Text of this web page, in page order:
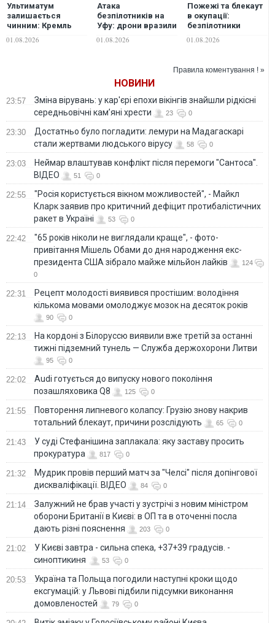
Ультиматум
залишається
чинним: Кремль
пропозиції Марко
01.08.2026
Атака
безпілотників на
Уфу: дрони вразили
завод
01.08.2026
Пожежі та блекаут
в окупації:
безпілотники
енергетику у
Луганській
01.08.2026
Правила коментування ! »
НОВИНИ
23:57
Зміна вірувань: у кар'єрі епохи вікінгів знайшли рідкісні
середньовічні кам’яні хрести
23 0
23:30
Достатньо було погладити: лемури на Мадагаскарі
стали жертвами людського вірусу
58 0
23:03
Неймар влаштував конфлікт після перемоги "Сантоса".
ВІДЕО
51 0
22:55
"Росія користується вікном можливостей", - Майкл
Кларк заявив про критичний дефіцит протибалістичних
ракет в Україні
53 0
22:42
"65 років ніколи не виглядали краще", - фото-
привітання Мішель Обами до дня народження екс-
президента США зібрало майже мільйон лайків
124
0
22:31
Рецепт молодості виявився простішим: володіння
кількома мовами омолоджує мозок на десяток років
90 0
22:13
На кордоні з Білоруссю виявили вже третій за останні
тижні підземний тунель — Служба держохорони Литви
95 0
22:02
Audi готується до випуску нового покоління
позашляховика Q8
125 0
21:55
Повторення липневого колапсу: Грузію знову накрив
тотальний блекаут, причини розслідують
65 0
21:43
У суді Стефанішина заплакала: яку заставу просить
прокуратура
817 0
21:32
Мудрик провів перший матч за "Челсі" після допінгової
дискваліфікації. ВІДЕО
84 0
21:14
Залужний не брав участі у зустрічі з новим міністром
оборони Британії в Києві: в ОП та в оточенні посла
дають різні пояснення
203 0
21:02
У Києві завтра - сильна спека, +37+39 градусів. -
синоптикиня
53 0
20:53
Україна та Польща погодили наступні кроки щодо
ексгумацій: у Львові підбили підсумки виконання
домовленостей
79 0